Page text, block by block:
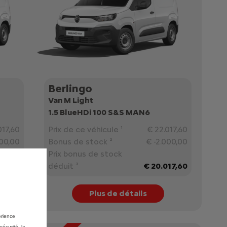
Berlingo
Van M Light
1.5 BlueHDi 100 S&S MAN6
Prix de ce véhicule ¹
€ 22.017,60
Bonus de stock ²
€ -2.000,00
Prix bonus de stock
déduit ³
€ 20.017,60
Plus de détails